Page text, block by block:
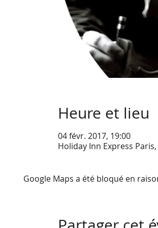
Heure et lieu
04 févr. 2017, 19:00
Holiday Inn Express
Google Maps a été bloqué en